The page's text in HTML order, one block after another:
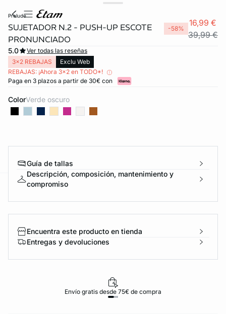
prelude
SUJETADOR N.2 - PUSH-UP ESCOTE
PRONUNCIADO
-58%
16,99 €
39,99 €
5.0
Ver todas las reseñas
3x2 REBAJAS
Exclu Web
REBAJAS: ¡Ahora 3x2 en TODO*!
Paga en 3 plazos a partir de 30€ con
Color verde oscuro
Guía de tallas
Descripción, composición, mantenimiento y
compromiso
Encuentra este producto en tienda
Entregas y devoluciones
Envío gratis desde 75€ de compra